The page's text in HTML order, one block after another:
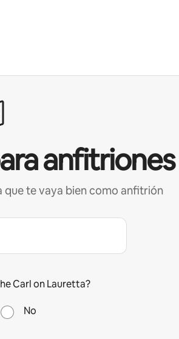
anfitriones
que te vaya bien como anfitrión
Carl on Lauretta?
No